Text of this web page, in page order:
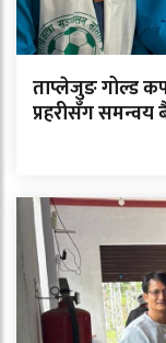
ताप्लेजुङ गोल्ड
प्रहरीसँग